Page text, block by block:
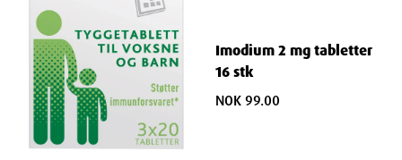
Imodium 2 mg tabletter
16 stk
NOK 99.00